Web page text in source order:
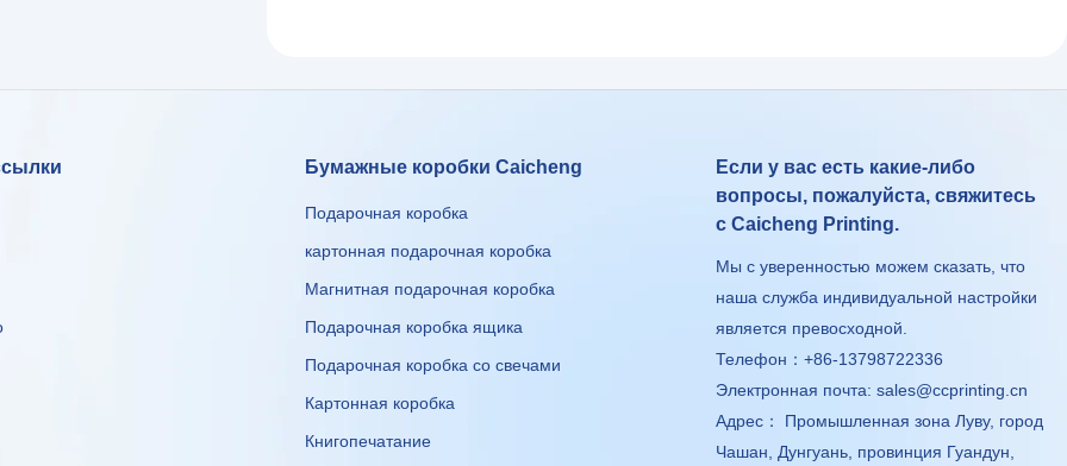
Бумажные коробки Caicheng
Подарочная коробка
картонная подарочная коробка
Магнитная подарочная коробка
Подарочная коробка ящика
Подарочная коробка со свечами
Картонная коробка
Книгопечатание
Если у вас есть какие-либо
вопросы, пожалуйста, свяжитесь
с Caicheng Printing.
Мы с уверенностью можем сказать, что
наша служба индивидуальной настройки
является превосходной.
Телефон：+86-13798722336
Электронная почта:sales@ccprinting.cn
Адрес： Промышленная зона Луву, город
Чашан, Дунгуань, провинция Гуандун,